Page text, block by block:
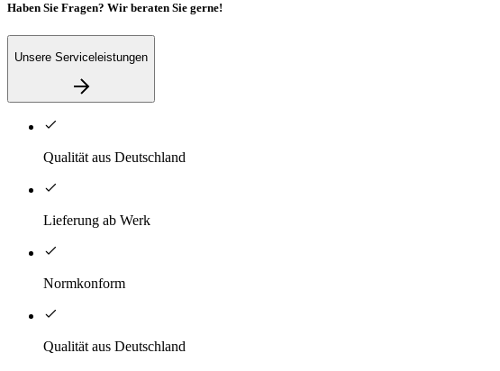
Haben Sie Fragen? Wir beraten Sie gerne!
Unsere Serviceleistungen
Qualität aus Deutschland
Lieferung ab Werk
Normkonform
Qualität aus Deutschland